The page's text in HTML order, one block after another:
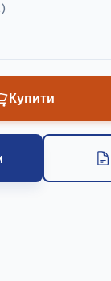
)
Купити